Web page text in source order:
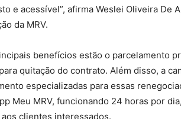
e acessível”, afirma Weslei Oliveira De
da MRV.
benefícios estão o parcelamento
quitação do contrato. Além disso, a
especializadas para essas
Meu MRV, funcionando 24 horas por
clientes interessados.